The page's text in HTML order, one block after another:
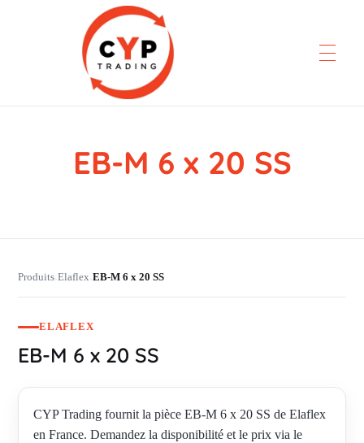
CYP Trading
Professionelle Ersatzteilbeschaffung
EB-M 6 x 20 SS
Produits›Elaflex›EB-M 6 x 20 SS
ELAFLEX
EB-M 6 x 20 SS
CYP Trading fournit la pièce EB-M 6 x 20 SS de Elaflex
en France. Demandez la disponibilité et le prix via le